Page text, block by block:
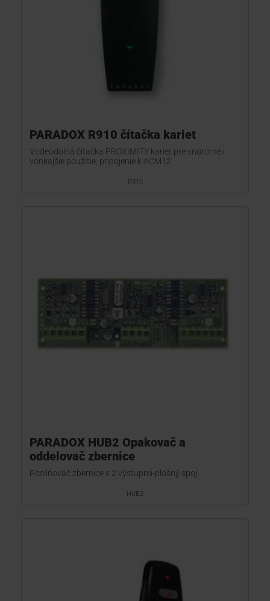
PARADOX R910 čítačka kariet
Vodeodolná čítačka PROXIMITY kariet pre vnútorné i
vonkajšie použitie, pripojenie k ACM12
R910
PARADOX HUB2 Opakovač a
oddelovač zbernice
Posilňovač zbernice s 2 výstupmi-plošný spoj
HUB2